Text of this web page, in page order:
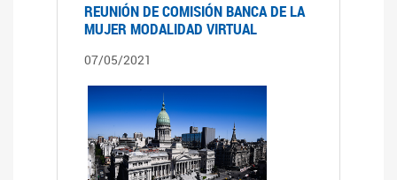
REUNIÓN DE COMISIÓN BANCA DE LA
MUJER MODALIDAD VIRTUAL
07/05/2021